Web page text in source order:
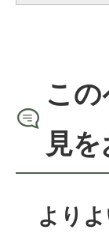
こ
見
より